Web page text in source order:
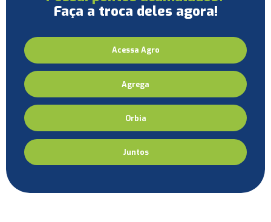
Faça a troca deles agora!
Acessa Agro
Agrega
Orbia
Juntos